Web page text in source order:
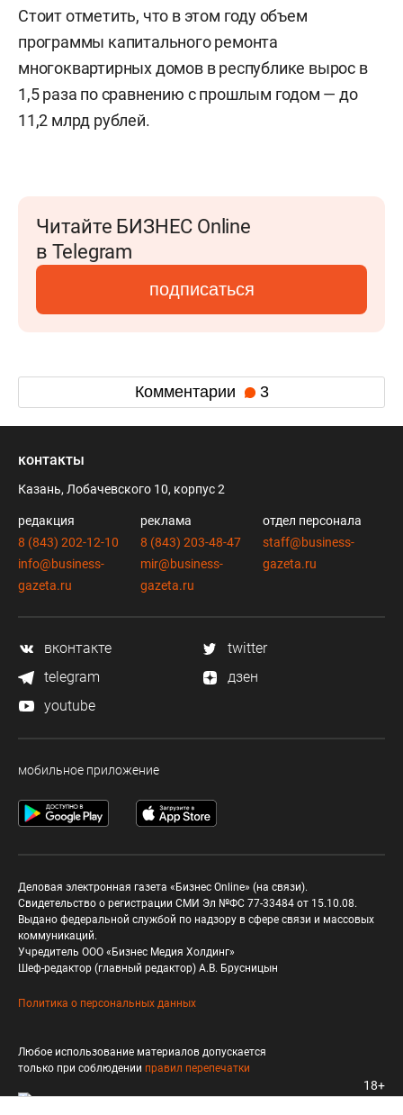
Стоит отметить, что в этом году объем
программы капитального ремонта
многоквартирных домов в республике вырос в
1,5 раза по сравнению с прошлым годом — до
11,2 млрд рублей.
Читайте БИЗНЕС Online
в Telegram
подписаться
Комментарии 3
контакты
Казань, Лобачевского 10, корпус 2
редакция
8 (843) 202-12-10
info@business-
gazeta.ru
реклама
8 (843) 203-48-47
mir@business-
gazeta.ru
отдел персонала
staff@business-
gazeta.ru
вконтакте
twitter
telegram
дзен
youtube
мобильное приложение
Деловая электронная газета «Бизнес Online» (на связи).
Свидетельство о регистрации СМИ Эл №ФС 77-33484 от 15.10.08.
Выдано федеральной службой по надзору в сфере связи и массовых
коммуникаций.
Учредитель ООО «Бизнес Медия Холдинг»
Шеф-редактор (главный редактор) А.В. Брусницын
Политика о персональных данных
Любое использование материалов допускается
только при соблюдении правил перепечатки
18+